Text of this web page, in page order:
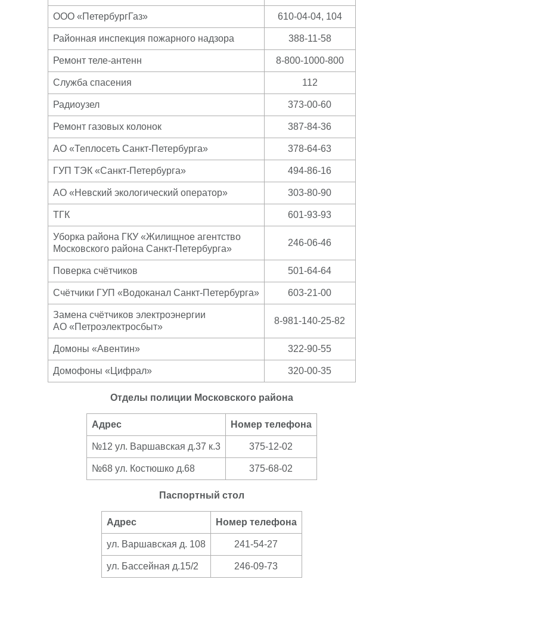
ООО «ПетербургГаз» 610-04-04, 104
Районная инспекция пожарного надзора 388-11-58
Ремонт теле-антенн 8-800-1000-800
Служба спасения 112
Радиоузел 373-00-60
Ремонт газовых колонок 387-84-36
АО «Теплосеть Санкт-Петербурга» 378-64-63
ГУП ТЭК «Санкт-Петербурга» 494-86-16
АО «Невский экологический оператор» 303-80-90
ТГК 601-93-93
Уборка района ГКУ «Жилищное агентство
Московского района Санкт-Петербурга»
246-06-46
Поверка счётчиков 501-64-64
Счётчики ГУП «Водоканал Санкт-Петербурга» 603-21-00
Замена счётчиков электроэнергии
АО «Петроэлектросбыт»
8-981-140-25-82
Домоны «Авентин» 322-90-55
Домофоны «Цифрал» 320-00-35
Отделы полиции Московского района
Адрес Номер телефона
№12 ул. Варшавская д.37 к.3 375-12-02
№68 ул. Костюшко д.68 375-68-02
Паспортный стол
Адрес Номер телефона
ул. Варшавская д. 108 241-54-27
ул. Бассейная д.15/2 246-09-73